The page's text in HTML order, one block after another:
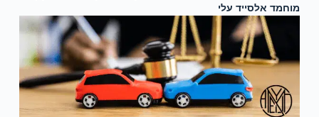
מוחמד אלסייד עלי